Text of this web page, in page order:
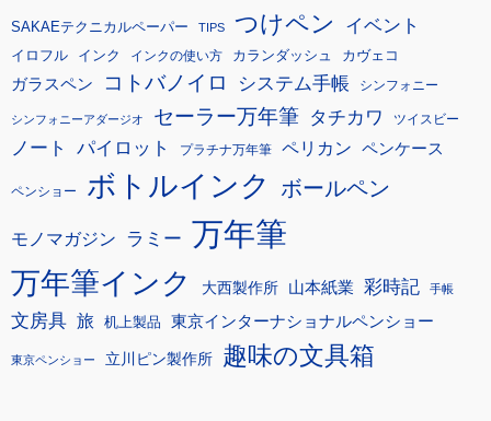
SAKAEテクニカルペーパー TIPS つけペン イベント
イロフル インク インクの使い方 カランダッシュ カヴェコ
ガラスペン コトバノイロ システム手帳 シンフォニー
シンフォニーアダージオ セーラー万年筆 タチカワ ツイスビー
ノート パイロット プラチナ万年筆 ペリカン ペンケース
ペンショー ボトルインク ボールペン
モノマガジン ラミー 万年筆
万年筆インク 大西製作所 山本紙業 彩時記 手帳
文房具 旅 机上製品 東京インターナショナルペンショー
東京ペンショー 立川ピン製作所 趣味の文具箱